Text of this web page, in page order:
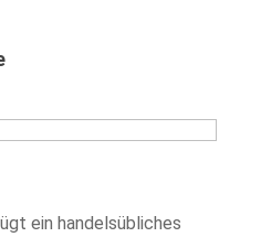
ein handelsübliches